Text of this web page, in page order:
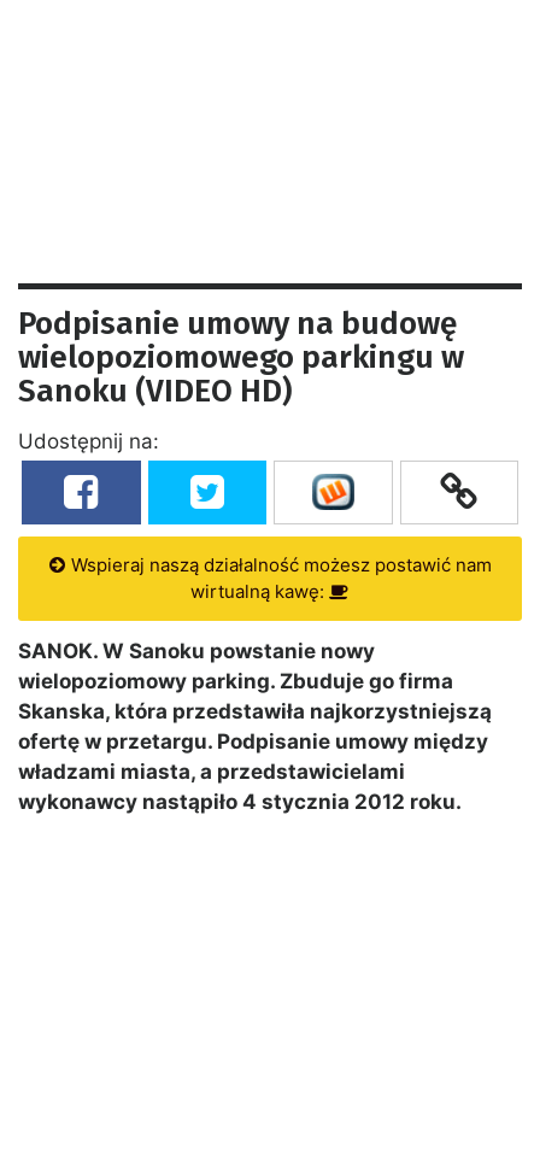
Podpisanie umowy na budowę
wielopoziomowego parkingu w
Sanoku (VIDEO HD)
Udostępnij na:
Wspieraj naszą działalność możesz postawić nam
wirtualną kawę:
SANOK. W Sanoku powstanie nowy
wielopoziomowy parking. Zbuduje go firma
Skanska, która przedstawiła najkorzystniejszą
ofertę w przetargu. Podpisanie umowy między
władzami miasta, a przedstawicielami
wykonawcy nastąpiło 4 stycznia 2012 roku.